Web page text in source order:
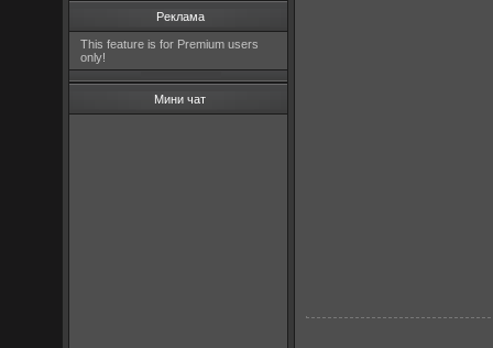
Реклама
This feature is for Premium users
only!
Мини чат